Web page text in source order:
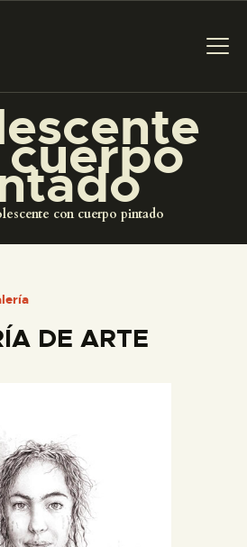
con cuerpo pintado
LA VISITA
LA VISITA
DE ARTE